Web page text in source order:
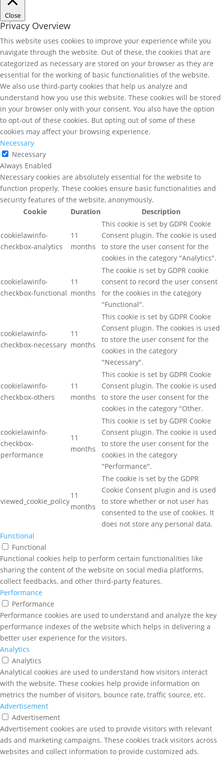
Close
Privacy Overview
This website uses cookies to improve your experience while you
navigate through the website. Out of these, the cookies that are
categorized as necessary are stored on your browser as they are
essential for the working of basic functionalities of the website.
We also use third-party cookies that help us analyze and
understand how you use this website. These cookies will be stored
in your browser only with your consent. You also have the option
to opt-out of these cookies. But opting out of some of these
cookies may affect your browsing experience.
Necessary
Necessary
Always Enabled
Necessary cookies are absolutely essential for the website to
function properly. These cookies ensure basic functionalities and
security features of the website, anonymously.
Cookie
Duration Description
cookielawinfo-
checkbox-analytics
11
months
This cookie is set by GDPR Cookie
Consent plugin. The cookie is used
to store the user consent for the
cookies in the category "Analytics".
cookielawinfo-
checkbox-functional
11
months
The cookie is set by GDPR cookie
consent to record the user consent
for the cookies in the category
"Functional".
cookielawinfo-
checkbox-necessary
11
months
This cookie is set by GDPR Cookie
Consent plugin. The cookies is used
to store the user consent for the
cookies in the category
"Necessary".
cookielawinfo-
checkbox-others
11
months
This cookie is set by GDPR Cookie
Consent plugin. The cookie is used
to store the user consent for the
cookies in the category "Other.
cookielawinfo-
checkbox-
performance
11
months
This cookie is set by GDPR Cookie
Consent plugin. The cookie is used
to store the user consent for the
cookies in the category
"Performance".
viewed_cookie_policy
11
months
The cookie is set by the GDPR
Cookie Consent plugin and is used
to store whether or not user has
consented to the use of cookies. It
does not store any personal data.
Functional
Functional
Functional cookies help to perform certain functionalities like
sharing the content of the website on social media platforms,
collect feedbacks, and other third-party features.
Performance
Performance
Performance cookies are used to understand and analyze the key
performance indexes of the website which helps in delivering a
better user experience for the visitors.
Analytics
Analytics
Analytical cookies are used to understand how visitors interact
with the website. These cookies help provide information on
metrics the number of visitors, bounce rate, traffic source, etc.
Advertisement
Advertisement
Advertisement cookies are used to provide visitors with relevant
ads and marketing campaigns. These cookies track visitors across
websites and collect information to provide customized ads.